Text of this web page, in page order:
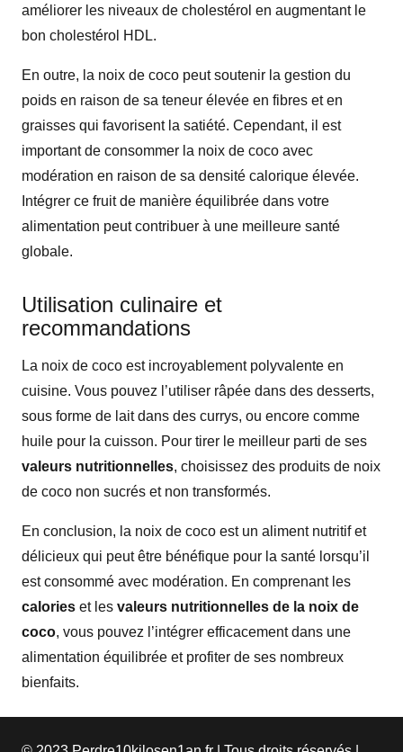
améliorer les niveaux de cholestérol en augmentant le
bon cholestérol HDL.
En outre, la noix de coco peut soutenir la gestion du
poids en raison de sa teneur élevée en fibres et en
graisses qui favorisent la satiété. Cependant, il est
important de consommer la noix de coco avec
modération en raison de sa densité calorique élevée.
Intégrer ce fruit de manière équilibrée dans votre
alimentation peut contribuer à une meilleure santé
globale.
Utilisation culinaire et
recommandations
La noix de coco est incroyablement polyvalente en
cuisine. Vous pouvez l’utiliser râpée dans des desserts,
sous forme de lait dans des currys, ou encore comme
huile pour la cuisson. Pour tirer le meilleur parti de ses
valeurs nutritionnelles, choisissez des produits de noix
de coco non sucrés et non transformés.
En conclusion, la noix de coco est un aliment nutritif et
délicieux qui peut être bénéfique pour la santé lorsqu’il
est consommé avec modération. En comprenant les
calories et les valeurs nutritionnelles de la noix de
coco, vous pouvez l’intégrer efficacement dans une
alimentation équilibrée et profiter de ses nombreux
bienfaits.